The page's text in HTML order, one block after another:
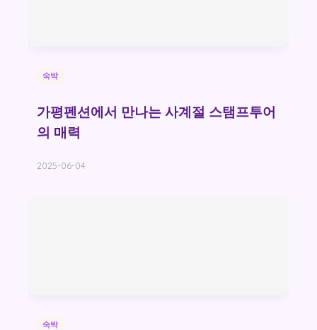
숙박
가평펜션에서 만나는 사계절 스탬프투어
의 매력
2025-06-04
숙박